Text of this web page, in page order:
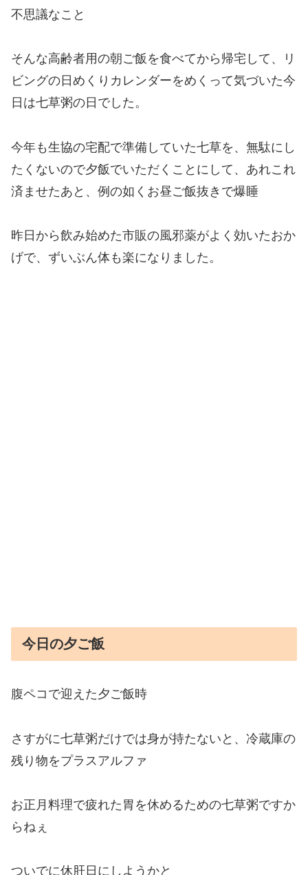
不思議なこと
そんな高齢者用の朝ご飯を食べてから帰宅して、リ
ビングの日めくりカレンダーをめくって気づいた今
日は七草粥の日でした。
今年も生協の宅配で準備していた七草を、無駄にし
たくないので夕飯でいただくことにして、あれこれ
済ませたあと、例の如くお昼ご飯抜きで爆睡
昨日から飲み始めた市販の風邪薬がよく効いたおか
げで、ずいぶん体も楽になりました。
今日の夕ご飯
腹ペコで迎えた夕ご飯時
さすがに七草粥だけでは身が持たないと、冷蔵庫の
残り物をプラスアルファ
お正月料理で疲れた胃を休めるための七草粥ですか
らねぇ
ついでに休肝日にしようかと